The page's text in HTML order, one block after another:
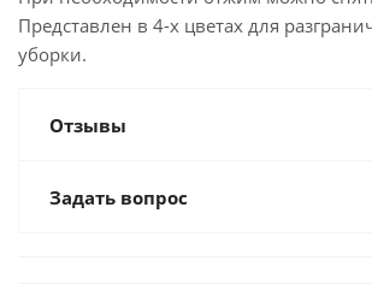
Представлен в 4-х цветах для
уборки.
Отзывы
Задать вопрос